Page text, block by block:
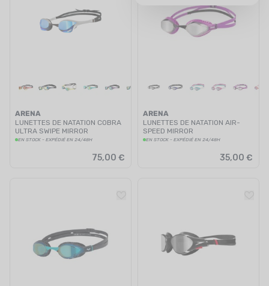
CARTE CADEAU
MON PANIER
ARENA
LUNETTES DE NATATION COBRA
ULTRA SWIPE MIRROR
EN STOCK - EXPÉDIÉ EN 24/48H
75,00 €
ARENA
LUNETTES DE NATATION AIR-
SPEED MIRROR
EN STOCK - EXPÉDIÉ EN 24/48H
35,00 €